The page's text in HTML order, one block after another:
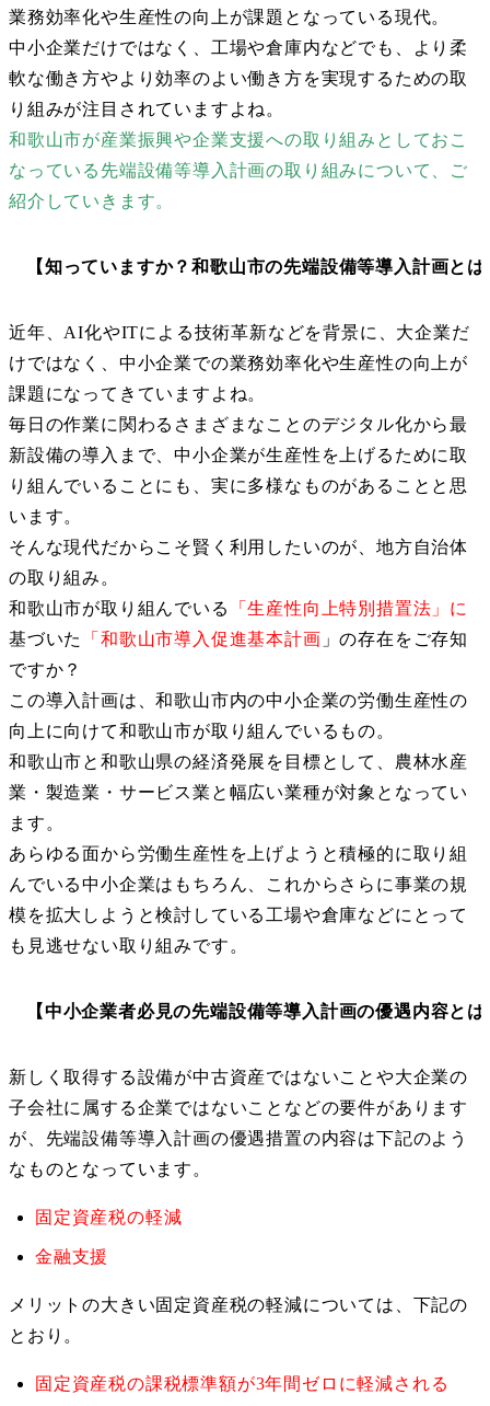
業務効率化や生産性の向上が課題となっている現代。
中小企業だけではなく、工場や倉庫内などでも、より柔
軟な働き方やより効率のよい働き方を実現するための取
り組みが注目されていますよね。
和歌山市が産業振興や企業支援への取り組みとしておこ
なっている先端設備等導入計画の取り組みについて、ご
紹介していきます。
【知っていますか？和歌山市の先端設備等導入計画とは
近年、AI化やITによる技術革新などを背景に、大企業だ
けではなく、中小企業での業務効率化や生産性の向上が
課題になってきていますよね。
毎日の作業に関わるさまざまなことのデジタル化から最
新設備の導入まで、中小企業が生産性を上げるために取
り組んでいることにも、実に多様なものがあることと思
います。
そんな現代だからこそ賢く利用したいのが、地方自治体
の取り組み。
和歌山市が取り組んでいる
「生産性向上特別措置法」に
基づいた
「和歌山市導入促進基本計画 」の存在をご存知
ですか？
この導入計画は、和歌山市内の中小企業の労働生産性の
向上に向けて和歌山市が取り組んでいるもの。
和歌山市と和歌山県の経済発展を目標として、農林水産
業・製造業・サービス業と幅広い業種が対象となってい
ます。
あらゆる面から労働生産性を上げようと積極的に取り組
んでいる中小企業はもちろん、これからさらに事業の規
模を拡大しようと検討している工場や倉庫などにとって
も見逃せない取り組みです。
【中小企業者必見の先端設備等導入計画の優遇内容と
新しく取得する設備が中古資産ではないことや大企業の
子会社に属する企業ではないことなどの要件があります
が、先端設備等導入計画の優遇措置の内容は下記のよう
なものとなっています。
固定資産税の軽減
金融支援
メリットの大きい固定資産税の軽減については、下記の
とおり。
固定資産税の課税標準額が3年間ゼロに軽減される